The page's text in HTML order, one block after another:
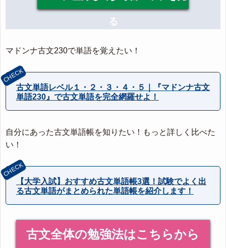
る
マドンナ古文230で単語を覚えたい！
古文単語レベル１・２・３・４・５｜『マドンナ古文
単語230』で古文単語を完全網羅せよ！
自分にあった古文単語帳を知りたい！もっと詳しく比べた
い！
【大学入試】おすすめ古文単語帳3選！試験でよく出
る古文単語がまとめられた単語帳を紹介します！
古文全体の勉強法はこちらから